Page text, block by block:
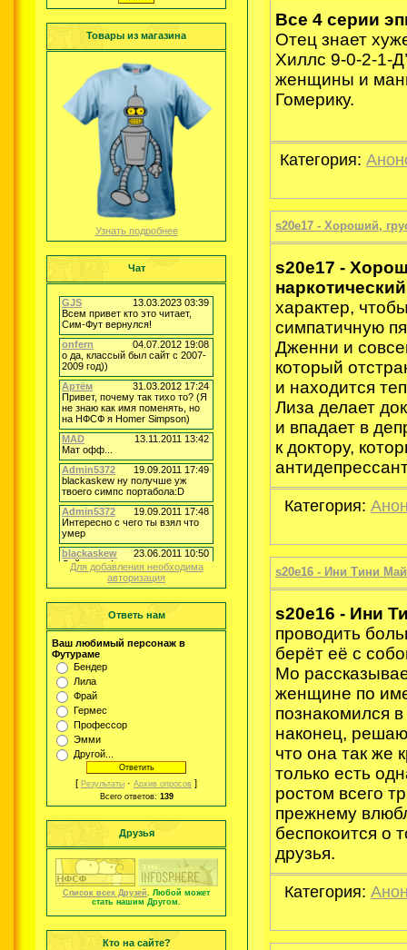
Товары из магазина
Узнать подробнее
Чат
Для добавления необходима
авторизация
Ответь нам
Ваш любимый персонаж в
Футураме
Бендер
Лила
Фрай
Гермес
Профессор
Эмми
Другой...
[ Результаты · Архив опросов ]
Всего ответов: 139
Друзья
Список всех Друзей. Любой может
стать нашим Другом.
Кто на сайте?
Все 4 серии
Отец знает
Хиллс 9-0-2-1-
женщины и
Гомерику.
Категория:
s20e17 - Хороший,
s20e17 -
наркотический
характер,
симпатичную
Дженни и
который
и находится
Лиза делает
и впадает в
к доктору,
Категория:
s20e16 - Ини Тини
s20e16 - Ини
проводить
берёт её с
Мо
женщине по
познакомился
наконец,
что она так же
только есть
ростом всего
прежнему
беспокоится о
друзья.
Категория: